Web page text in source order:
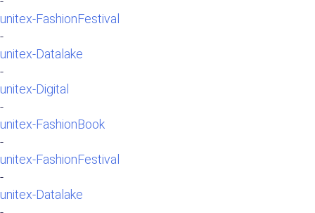
unitex-FashionFestival
-
unitex-Datalake
-
unitex-Digital
-
unitex-FashionBook
-
unitex-FashionFestival
-
unitex-Datalake